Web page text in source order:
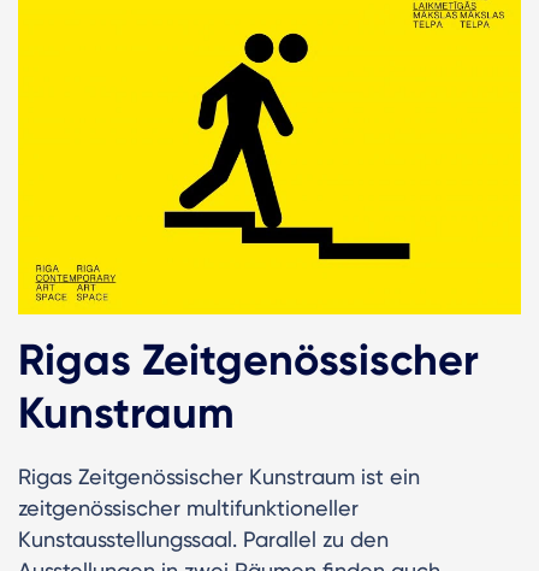
Rigas Zeitgenössischer
Kunstraum
Rigas Zeitgenössischer Kunstraum ist ein
zeitgenössischer multifunktioneller
Kunstausstellungssaal. Parallel zu den